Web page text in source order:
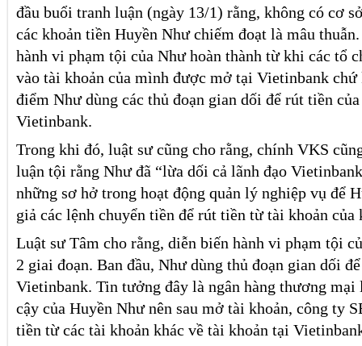
đầu buổi tranh luận (ngày 13/1) rằng, không có cơ
các khoản tiền Huyền Như chiếm đoạt là mâu
hành vi phạm tội của Như hoàn thành từ khi các tổ
vào tài khoản của mình được mở tại Vietinbank
điểm Như dùng các thủ đoạn gian dối để rút tiền
Vietinbank.
Trong khi đó, luật sư cũng cho rằng, chính VKS
luận tội rằng Như đã “lừa dối cả lãnh đạo
những sơ hở trong hoạt động quản lý nghiệp vụ để
giả các lệnh chuyển tiền để rút tiền từ tài khoản của
Luật sư Tâm cho rằng, diễn biến hành vi phạm tội
2 giai đoạn. Ban đầu, Như dùng thủ đoạn gian dối
Vietinbank. Tin tưởng đây là ngân hàng thương
cậy của Huyền Như nên sau mở tài khoản, công ty
tiền từ các tài khoản khác về tài khoản tại